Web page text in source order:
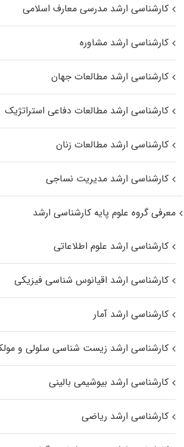
کارشناسی ارشد مدرسی معارف اسلامی
کارشناسی ارشد مشاوره
کارشناسی ارشد مطالعات جهان
کارشناسی ارشد مطالعات دفاعی استراتژیک
کارشناسی ارشد مطالعات زنان
کارشناسی ارشد مدیریت نساجی
معرفی گروه علوم پایه کارشناسی ارشد
کارشناسی ارشد علوم اطلاعاتی
کارشناسی ارشد اقیانوس‌ شناسی فیزیکی
کارشناسی ارشد آمار
کارشناسی ارشد زیست شناسی سلولی و
کارشناسی ارشد بیوشیمی بالینی
کارشناسی ارشد ریاضی